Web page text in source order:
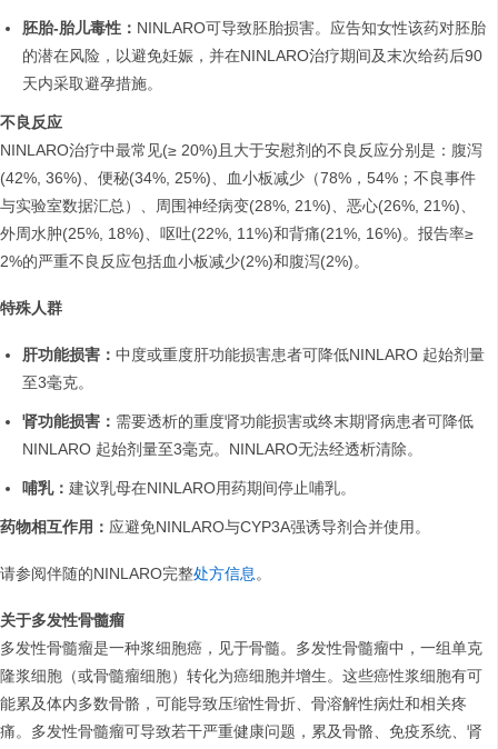
胚胎-胎儿毒性： NINLARO可导致胚胎损害。应告知女性该药对胚胎
的潜在风险，以避免妊娠，并在NINLARO治疗期间及末次给药后90
天内采取避孕措施。
不良反应
NINLARO治疗中最常见(≥ 20%)且大于安慰剂的不良反应分别是：腹泻
(42%, 36%)、便秘(34%, 25%)、血小板减少（78%，54%；不良事件
与实验室数据汇总）、周围神经病变(28%, 21%)、恶心(26%, 21%)、
外周水肿(25%, 18%)、呕吐(22%, 11%)和背痛(21%, 16%)。报告率≥
2%的严重不良反应包括血小板减少(2%)和腹泻(2%)。
特殊人群
肝功能损害： 中度或重度肝功能损害患者可降低NINLARO 起始剂量
至3毫克。
肾功能损害： 需要透析的重度肾功能损害或终末期肾病患者可降低
NINLARO 起始剂量至3毫克。NINLARO无法经透析清除。
哺乳： 建议乳母在NINLARO用药期间停止哺乳。
药物相互作用： 应避免NINLARO与CYP3A强诱导剂合并使用。
请参阅伴随的NINLARO完整处方信息。
关于多发性骨髓瘤
多发性骨髓瘤是一种浆细胞癌，见于骨髓。多发性骨髓瘤中，一组单克
隆浆细胞（或骨髓瘤细胞）转化为癌细胞并增生。这些癌性浆细胞有可
能累及体内多数骨骼，可能导致压缩性骨折、骨溶解性病灶和相关疼
痛。多发性骨髓瘤可导致若干严重健康问题，累及骨骼、免疫系统、肾